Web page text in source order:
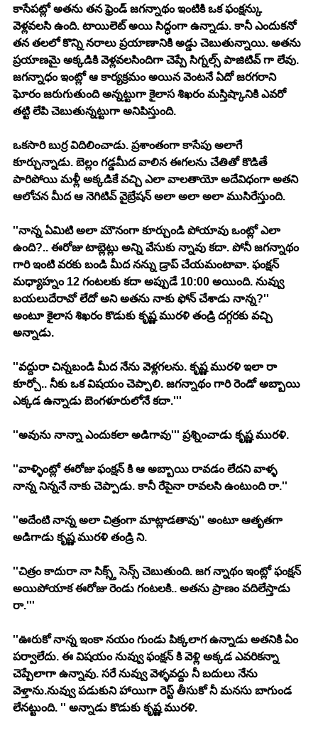
కాసేపట్లో అతను తన ఫ్రెండ్ జగన్నాథం ఇంటికి ఒక ఫంక్షన్కు
వెళ్లవలసి ఉంది. టాయిలెట్ అయి సిద్ధంగా ఉన్నాడు. కానీ ఎందుకనో
తన తలలో కొన్ని నరాలు ప్రయాణానికి అడ్డు చెబుతున్నాయి. అతను
ప్రయాణమై అక్కడికి వెళ్లవలసిందిగా చెప్పే సిగ్నల్స్ పాజిటివ్ గా లేవు.
జగన్నాధం ఇంట్లో ఆ కార్యక్రమం అయిన వెంటనే ఏదో జరగరాని
ఘోరం జరుగుతుంది అన్నట్టుగా కైలాస శిఖరం మస్తిష్కానికి ఎవరో
తట్టి లేపి చెబుతున్నట్టుగా అనిపిస్తుంది.
ఒకసారి బుర్ర విదిలించాడు. ప్రశాంతంగా కాసేపు అలాగే
కూర్చున్నాడు. బెల్లం గడ్డమీద వాలిన ఈగలను చేతితో కొడితే
పారిపోయి మళ్లీ అక్కడికే వచ్చి ఎలా వాలతాయో అదేవిధంగా అతని
ఆలోచన మీద ఆ నెగిటివ్ వైబ్రేషన్ అలా అలా అలా ముసిరేస్తుంది.
''నాన్న ఏమిటి అలా మౌనంగా కూర్చుండి పోయావు ఒంట్లో ఎలా
ఉంది?.. ఈరోజు టాబ్లెట్లు అన్ని వేసుకు న్నావు కదా. పోనీ జగన్నాథం
గారి ఇంటి వరకు బండి మీద నన్ను డ్రాప్ చేయమంటావా. ఫంక్షన్
మధ్యాహ్నం 12 గంటలకు కదా అప్పుడే 10:00 అయింది. నువ్వు
బయలుదేరావో లేదో అని అతను నాకు ఫోన్ చేశాడు నాన్న?''
అంటూ కైలాస శిఖరం కొడుకు కృష్ణ మురళి తండ్రి దగ్గరకు వచ్చి
అన్నాడు.
''వద్దురా చిన్నబండి మీద నేను వెళ్లగలను. కృష్ణ మురళి ఇలా రా
కూర్చో.. నీకు ఒక విషయం చెప్పాలి. జగన్నాథం గారి రెండో అబ్బాయి
ఎక్కడ ఉన్నాడు బెంగళూరులోనే కదా.'''
''అవును నాన్నా ఎందుకలా అడిగావు''' ప్రశ్నించాడు కృష్ణ మురళి.
''వాళ్ళింట్లో ఈరోజు ఫంక్షన్ కి ఆ అబ్బాయి రావడం లేదని వాళ్ళ
నాన్న నిన్ననే నాకు చెప్పాడు. కానీ రేపైనా రావలసి ఉంటుంది రా.''
''అదేంటి నాన్న అలా చిత్రంగా మాట్లాడతావు'' అంటూ ఆతృతగా
అడిగాడు కృష్ణ మురళి తండ్రి ని.
''చిత్రం కాదురా నా సిక్స్త్ సెన్స్ చెబుతుంది. జగ న్నాథం ఇంట్లో ఫంక్షన్
అయిపోయాక ఈరోజు రెండు గంటలకి.. అతను ప్రాణం వదిలేస్తాడు
రా.'''
''ఊరుకో నాన్న ఇంకా నయం గుండు పిక్కలాగ ఉన్నాడు అతనికి ఏం
పర్వాలేదు. ఈ విషయం నువ్వు ఫంక్షన్ కి వెళ్లి అక్కడ ఎవరికన్నా
చెప్పేలాగా ఉన్నావు. సరే నువ్వు వెళ్ళవద్దు నీ బదులు నేను
వెళ్తాను.నువ్వు పడుకుని హాయిగా రెస్ట్ తీసుకో నీ మనసు బాగుండ
లేనట్టుంది. '' అన్నాడు కొడుకు కృష్ణ మురళి.